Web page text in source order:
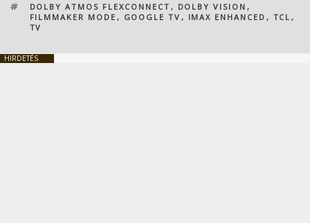
CÍMKÉK
DOLBY ATMOS FLEXCONNECT , DOLBY VISION ,
FILMMAKER MODE , GOOGLE TV , IMAX ENHANCED , TCL ,
TV
HIRDETÉS